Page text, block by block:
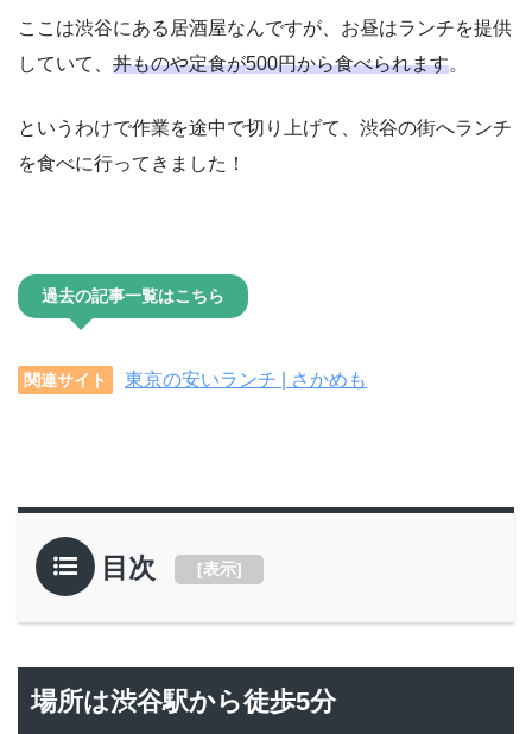
ここは渋谷にある居酒屋なんですが、お昼はランチを提供
していて、 丼ものや定食が500円から食べられます。
というわけで作業を途中で切り上げて、渋谷の街へランチ
を食べに行ってきました！
過去の記事一覧はこちら
関連サイト 東京の安いランチ | さかめも
目次 [表示]
場所は渋谷駅から徒歩5分